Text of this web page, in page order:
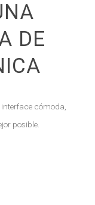
DE
cómoda,
posible.